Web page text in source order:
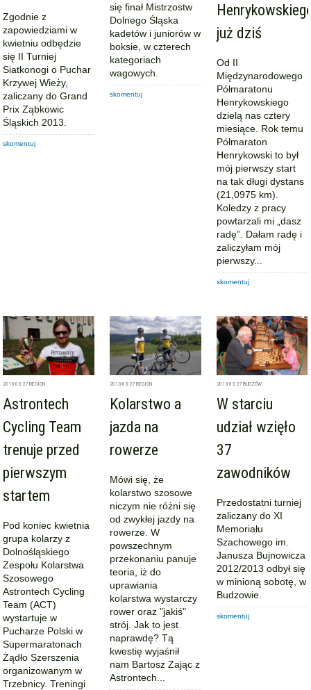
Zgodnie z
zapowiedziami w
kwietniu odbędzie
się II Turniej
Siatkonogi o Puchar
Krzywej Wieży,
zaliczany do Grand
Prix Ząbkowic
Śląskich 2013.
skomentuj
się finał Mistrzostw
Dolnego Śląska
kadetów i juniorów w
boksie, w czterech
kategoriach
wagowych.
skomentuj
już dziś
Od II
Międzynarodowego
Półmaratonu
Henrykowskiego
dzielą nas cztery
miesiące. Rok temu
Półmaraton
Henrykowski to był
mój pierwszy start
na tak długi dystans
(21,0975 km).
Koledzy z pracy
powtarzali mi „dasz
radę”. Dałam radę i
zaliczyłam mój
pierwszy...
skomentuj
2013-03-27 REGION
Astrontech
Cycling Team
trenuje przed
pierwszym
startem
Pod koniec kwietnia
grupa kolarzy z
Dolnośląskiego
Zespołu Kolarstwa
Szosowego
Astrontech Cycling
Team (ACT)
wystartuje w
Pucharze Polski w
Supermaratonach
Żądło Szerszenia
organizowanym w
Trzebnicy. Treningi
2013-03-27 REGION
Kolarstwo a
jazda na
rowerze
Mówi się, że
kolarstwo szosowe
niczym nie różni się
od zwykłej jazdy na
rowerze. W
powszechnym
przekonaniu panuje
teoria, iż do
uprawiania
kolarstwa wystarczy
rower oraz "jakiś"
strój. Jak to jest
naprawdę? Tą
kwestię wyjaśnił
nam Bartosz Zając z
Astrontech...
2013-03-27 BUDZÓW
W starciu
udział wzięło
37
zawodników
Przedostatni turniej
zaliczany do XI
Memoriału
Szachowego im.
Janusza Bujnowicza
2012/2013 odbył się
w minioną sobotę, w
Budzowie.
skomentuj